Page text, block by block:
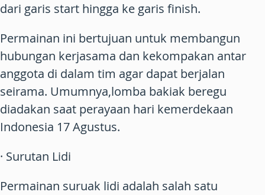
dari garis start hingga ke garis finish.
Permainan ini bertujuan untuk membangun
hubungan kerjasama dan kekompakan antar
anggota di dalam tim agar dapat berjalan
seirama. Umumnya,lomba bakiak beregu
diadakan saat perayaan hari kemerdekaan
Indonesia 17 Agustus.
· Surutan Lidi
Permainan suruak lidi adalah salah satu